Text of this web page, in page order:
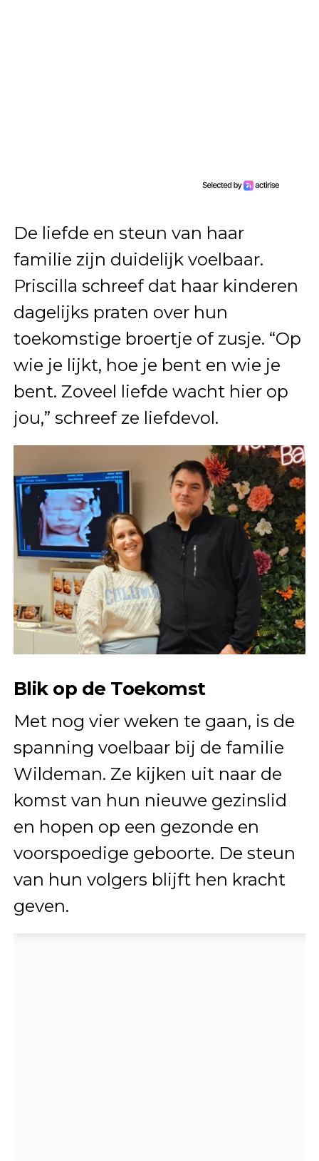
De liefde en steun van haar
familie zijn duidelijk voelbaar.
Priscilla schreef dat haar kinderen
dagelijks praten over hun
toekomstige broertje of zusje. “Op
wie je lijkt, hoe je bent en wie je
bent. Zoveel liefde wacht hier op
jou,” schreef ze liefdevol.
Blik op de Toekomst
Met nog vier weken te gaan, is de
spanning voelbaar bij de familie
Wildeman. Ze kijken uit naar de
komst van hun nieuwe gezinslid
en hopen op een gezonde en
voorspoedige geboorte. De steun
van hun volgers blijft hen kracht
geven.